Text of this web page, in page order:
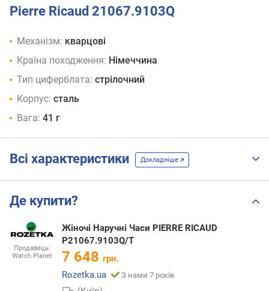
Pierre Ricaud 21067.9103Q
Механізм: кварцові
Країна походження: Німеччина
Тип циферблата: стрілочний
Корпус: сталь
Вага: 41 г
Всі характеристики Докладніше
Де купити?
Продавець:
Watch Planet
Жіночі Наручні Часи PIERRE RICAUD
P21067.9103Q/T
7 648 грн.
Rozetka.ua
З нами 7 років